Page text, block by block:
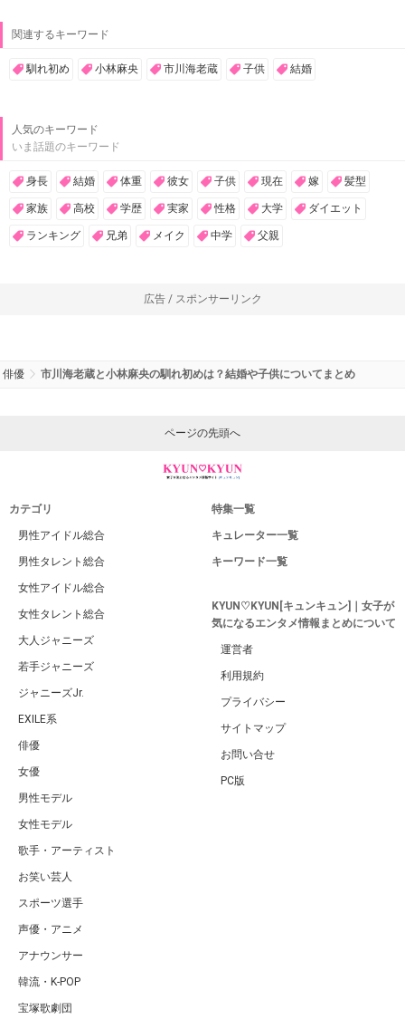
関連するキーワード
馴れ初め 小林麻央 市川海老蔵 子供 結婚
人気のキーワード
いま話題のキーワード
身長 結婚 体重 彼女 子供 現在 嫁 髪型
家族 高校 学歴 実家 性格 大学 ダイエット
ランキング 兄弟 メイク 中学 父親
広告 / スポンサーリンク
俳優 市川海老蔵と小林麻央の馴れ初めは？結婚や子供についてまとめ
ページの先頭へ
カテゴリ
男性アイドル総合
男性タレント総合
女性アイドル総合
女性タレント総合
大人ジャニーズ
若手ジャニーズ
ジャニーズJr.
EXILE系
俳優
女優
男性モデル
女性モデル
歌手・アーティスト
お笑い芸人
スポーツ選手
声優・アニメ
アナウンサー
韓流・K-POP
宝塚歌劇団
特集一覧
キュレーター一覧
キーワード一覧
KYUN♡KYUN[キュンキュン]｜女子が
気になるエンタメ情報まとめについて
運営者
利用規約
プライバシー
サイトマップ
お問い合せ
PC版